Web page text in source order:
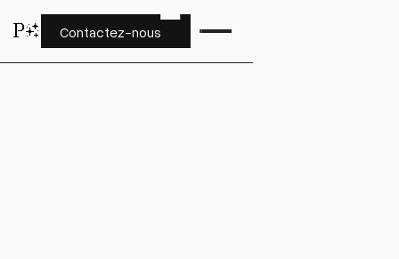
P✨ Contactez-nous